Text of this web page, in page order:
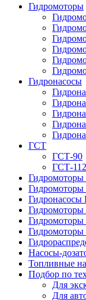
Гидромоторы
Гидронасосы
ГСТ
ГСТ-90
ГСТ-112
Гидромоторы
Гидромоторы
Гидронасосы
Гидромоторы
Гидромоторы
Насосы-
Топливные
Подбор по
Для
Для